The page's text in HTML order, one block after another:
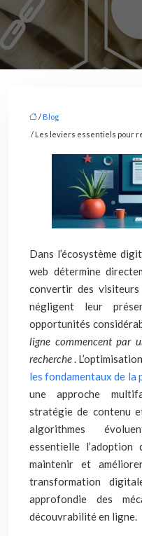
/ Blog
/ Les leviers essentiels pour
Dans l’écosystème
web détermine
convertir des
négligent leur
opportunités
ligne commencent par
recherche.
les fondamentaux de
une approche
stratégie de contenu
algorithmes
essentielle l’adoption
maintenir et
transformation
approfondie des
découvrabilité en ligne.